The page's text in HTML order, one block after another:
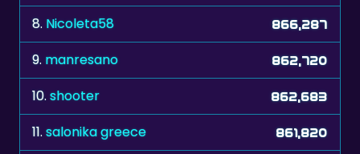
9. manresano 862,720
10.shooter 862,683
11. salonika greece 861,820
12.stvn 860,494